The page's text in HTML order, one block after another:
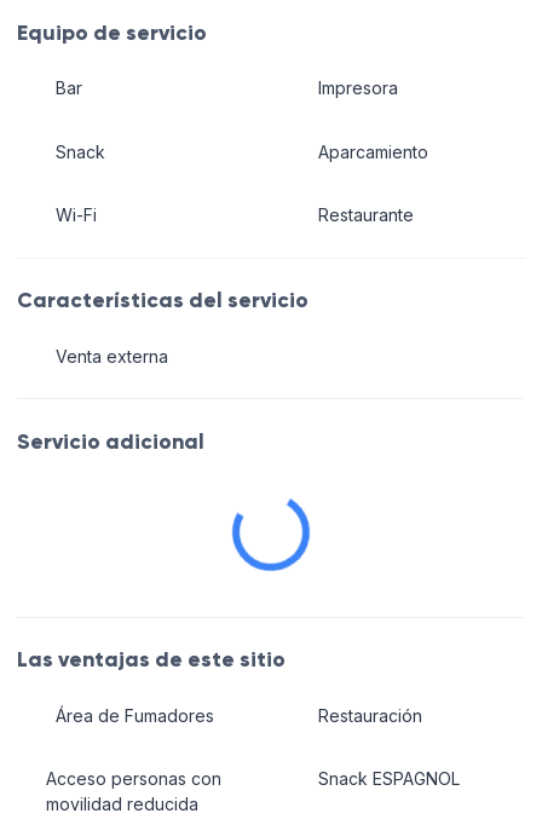
Equipo de servicio
Bar
Snack
Wi-Fi
Impresora
Aparcamiento
Restaurante
Características del servicio
Venta externa
Servicio adicional
Las ventajas de este sitio
Área de Fumadores
Acceso personas con
movilidad reducida
Restauración
Snack ESPAGNOL